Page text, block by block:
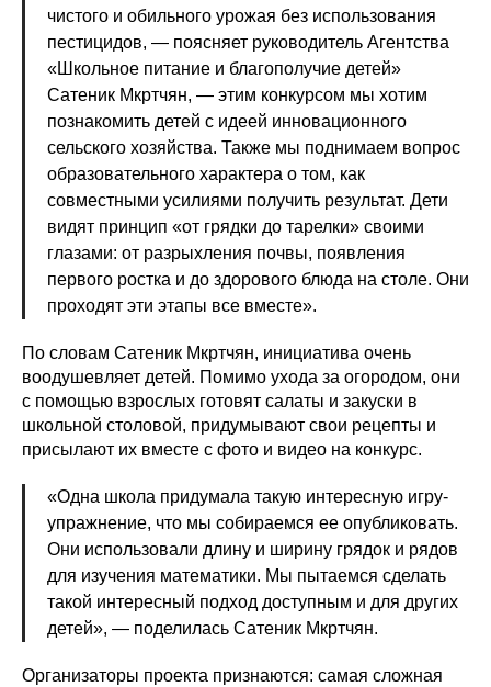
чистого и обильного урожая без использования
пестицидов, — поясняет руководитель Агентства
«Школьное питание и благополучие детей»
Сатеник Мкртчян, — этим конкурсом мы хотим
познакомить детей с идеей инновационного
сельского хозяйства. Также мы поднимаем вопрос
образовательного характера о том, как
совместными усилиями получить результат. Дети
видят принцип «от грядки до тарелки» своими
глазами: от разрыхления почвы, появления
первого ростка и до здорового блюда на столе. Они
проходят эти этапы все вместе».
По словам Сатеник Мкртчян, инициатива очень
воодушевляет детей. Помимо ухода за огородом, они
с помощью взрослых готовят салаты и закуски в
школьной столовой, придумывают свои рецепты и
присылают их вместе с фото и видео на конкурс.
«Одна школа придумала такую интересную игру-
упражнение, что мы собираемся ее опубликовать.
Они использовали длину и ширину грядок и рядов
для изучения математики. Мы пытаемся сделать
такой интересный подход доступным и для других
детей», — поделилась Сатеник Мкртчян.
Организаторы проекта признаются: самая сложная